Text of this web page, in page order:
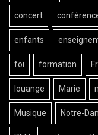
concert
enfants
foi formation
louange Marie
Musique Notre-